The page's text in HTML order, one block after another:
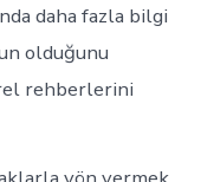
daha fazla bilgi
olduğunu
rehberlerini